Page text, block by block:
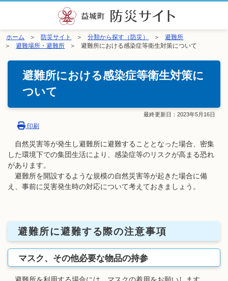
ホーム 防災サイト 分類から探す（防災）
避難所
避難場所・避難所
避難所における感染症等衛生対策について
避難所における感染症等衛生対策に
ついて
最終更新日： 2023年5月16日
印刷
自然災害等が発生し避難所に避難することとなった場合、密集
した環境下での集団生活により、感染症等のリスクが高まる恐れ
があります。
避難所を開設するような規模の自然災害等が起きた場合に備
え、事前に災害発生時の対応について考えておきましょう。
避難所に避難する際の注意事項
マスク、その他必要な物品の持参
避難所を利用する場合には、マスクの着用をお願いします。